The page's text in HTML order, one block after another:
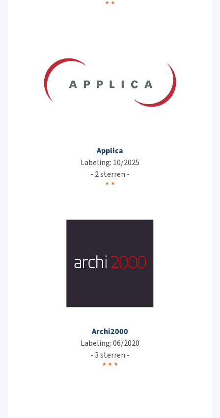
Applica
Labeling: 10/2025
- 2 sterren -
Archi2000
Labeling: 06/2020
- 3 sterren -